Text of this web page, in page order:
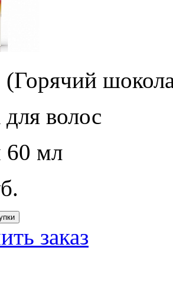
для волос
60 мл
покупки
заказ